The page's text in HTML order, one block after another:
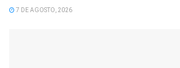
7 DE AGOSTO, 2026